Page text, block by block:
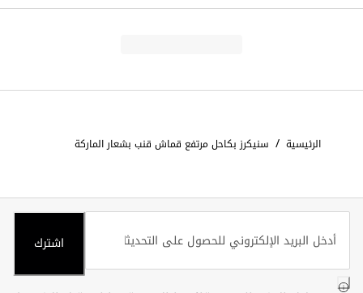
الرئيسية / سنيكرز بكاحل مرتفع قماش قنب بشعار الماركة
اشترك